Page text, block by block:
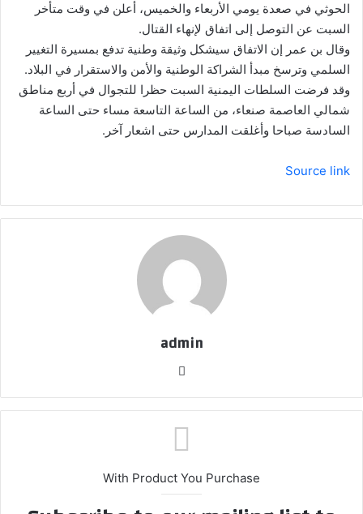
الحوثي في صعدة يومي الأربعاء والخميس، أعلن في وقت متأخر
السبت عن التوصل إلى اتفاق لإنهاء القتال.
وقال بن عمر إن الاتفاق سيشكل وثيقة وطنية تدفع بمسيرة التغيير
السلمي وترسخ مبدأ الشراكة الوطنية والأمن والاستقرار في البلاد.
وقد فرضت السلطات اليمنية السبت حظرا للتجوال في أربع مناطق
شمالي العاصمة صنعاء، من الساعة التاسعة مساء حتى الساعة
السادسة صباحا وأغلقت المدارس حتى اشعار آخر.
Source link
admin
الوي
With Product You Purchase